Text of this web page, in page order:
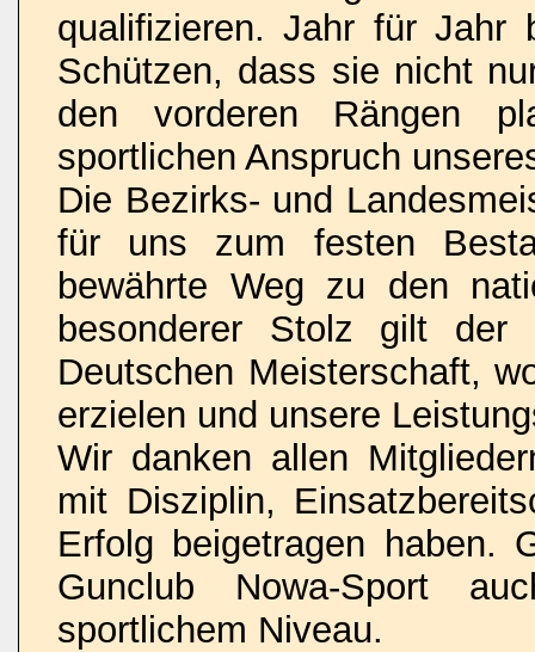
qualifizieren. Jahr für Jahr
Schützen, dass sie nicht
den vorderen Rängen
sportlichen Anspruch
Die Bezirks- und
für uns zum festen
bewährte Weg zu den
besonderer Stolz gilt der
Deutschen Meisterschaft,
erzielen und unsere
Wir danken allen
mit Disziplin,
Erfolg beigetragen haben.
Gunclub Nowa-Sport
sportlichem Niveau.